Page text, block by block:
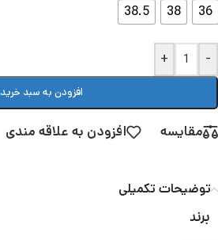
36
38
38.5
-
+
افزودن به سبد خرید
مقایسه افزودن به علاقه مندی
توضیحات تکمیلی
برند